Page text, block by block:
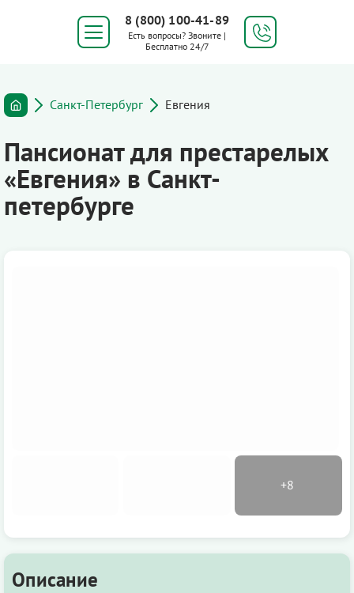
8 (800) 100-41-89
Есть вопросы? Звоните |
Бесплатно 24/7
Санкт-Петербург Евгения
Пансионат для престарелых
«Евгения» в Санкт-
петербурге
Описание